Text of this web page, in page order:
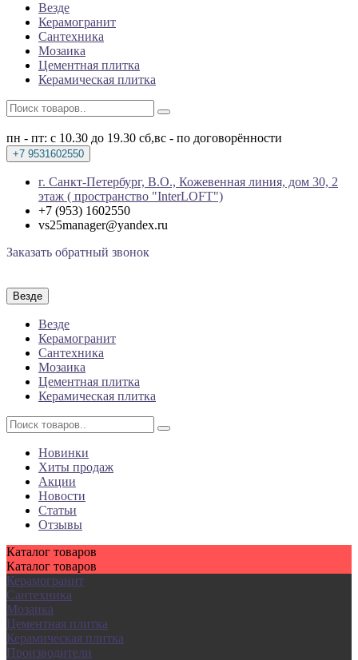
Везде
Керамогранит
Сантехника
Мозаика
Цементная плитка
Керамическая плитка
пн - пт: с 10.30 до 19.30 сб,вс - по договорённости
+7 9531602550
г. Санкт-Петербург, В.О., Кожевенная линия, дом 30, 2
этаж ( пространство "InterLOFT")
+7 (953) 1602550
vs25manager@yandex.ru
Заказать обратный звонок
Везде
Везде
Керамогранит
Сантехника
Мозаика
Цементная плитка
Керамическая плитка
Новинки
Хиты продаж
Акции
Новости
Статьи
Отзывы
Каталог товаров
Каталог товаров
Керамогранит
Сантехника
Мозаика
Цементная плитка
Керамическая плитка
Производители